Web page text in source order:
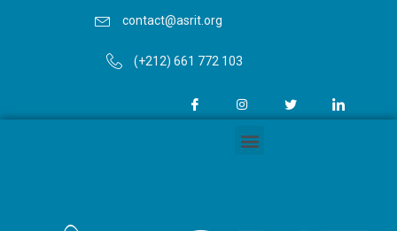
contact@asrit.org
(+212) 661 772 103